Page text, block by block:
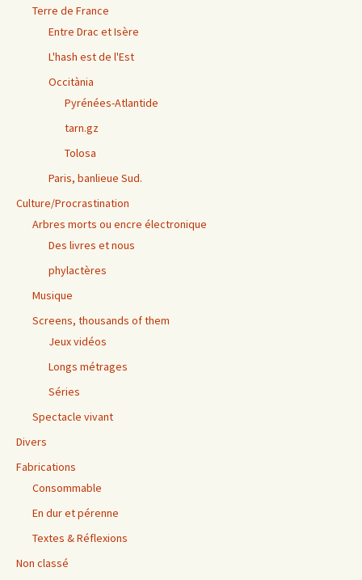
Terre de France
Entre Drac et Isère
L'hash est de l'Est
Occitània
Pyrénées-Atlantide
tarn.gz
Tolosa
Paris, banlieue Sud.
Culture/Procrastination
Arbres morts ou encre électronique
Des livres et nous
phylactères
Musique
Screens, thousands of them
Jeux vidéos
Longs métrages
Séries
Spectacle vivant
Divers
Fabrications
Consommable
En dur et pérenne
Textes & Réflexions
Non classé